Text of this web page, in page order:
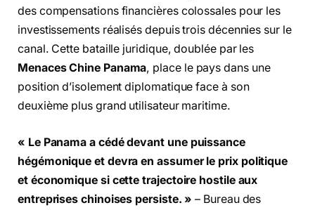
des compensations financières colossales pour les
investissements réalisés depuis trois décennies sur le
canal. Cette bataille juridique, doublée par les
Menaces Chine Panama, place le pays dans une
position d’isolement diplomatique face à son
deuxième plus grand utilisateur maritime.
« Le Panama a cédé devant une puissance
hégémonique et devra en assumer le prix politique
et économique si cette trajectoire hostile aux
entreprises chinoises persiste. » – Bureau des